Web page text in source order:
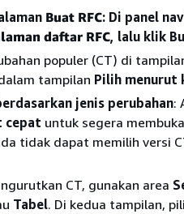
Buat RFC: Di panel
daftar RFC, lalu klik
populer (CT) di
tampilan Pilih menurut
jenis perubahan:
cepat untuk segera
tidak dapat memilih versi
CT, gunakan area
Tabel. Di kedua tampilan,